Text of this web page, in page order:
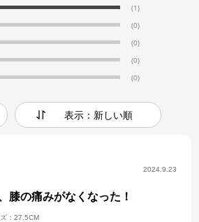
(1)
(0)
(0)
(0)
(0)
表示：新しい順
2024.9.23
膝の痛みがなくなった！
：27.5CM